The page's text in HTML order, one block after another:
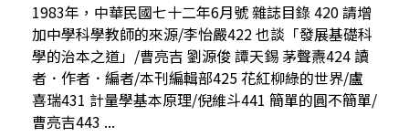
1983年，中華民國七十二年6月號 雜誌目錄 420 請增
加中學科學教師的來源/李怡嚴422 也談「發展基礎科
學的治本之道」/曹亮吉 劉源俊 譚天錫 茅聲燾424 讀
者．作者．編者/本刊編輯部425 花紅柳綠的世界/盧
喜瑞431 計量學基本原理/倪維斗441 簡單的圓不簡單/
曹亮吉443 ...